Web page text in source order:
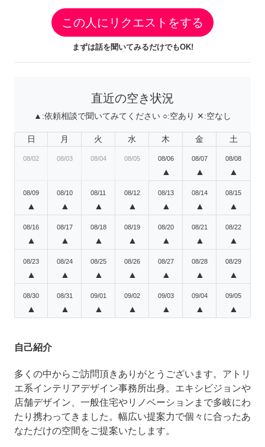
この人にリクエストをする
まずは話を聞いてみるだけでもOK!
直近の空き状況
▲:依頼相談で聞いてみてください ○:空あり ✕:空なし
日 月 火 水 木 金 土
08/02 08/03 08/04 08/05 08/06
▲
08/07
▲
08/08
▲
08/09
▲
08/10
▲
08/11
▲
08/12
▲
08/13
▲
08/14
▲
08/15
▲
08/16
▲
08/17
▲
08/18
▲
08/19
▲
08/20
▲
08/21
▲
08/22
▲
08/23
▲
08/24
▲
08/25
▲
08/26
▲
08/27
▲
08/28
▲
08/29
▲
08/30
▲
08/31
▲
09/01
▲
09/02
▲
09/03
▲
09/04
▲
09/05
▲
自己紹介
多くの中からご訪問頂きありがとうございます。アトリ
エ系インテリアデザイン事務所出身。エキシビジョンや
店舗デザイン、一般住宅やリノベーションまで多岐にわ
たり携わってきました。幅広い提案力で個々に合ったあ
なただけの空間をご提案いたします。